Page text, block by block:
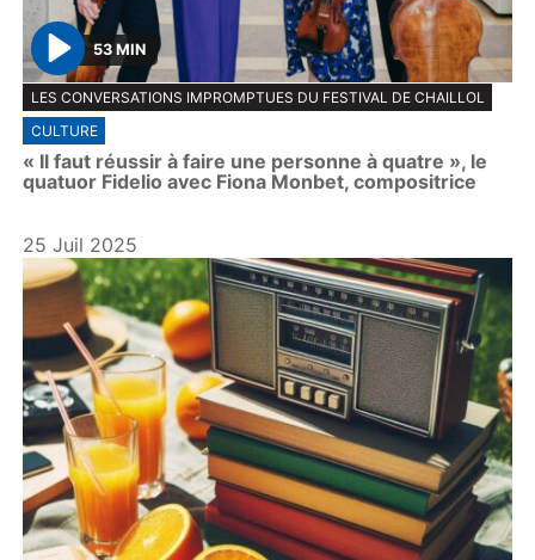
P
l
a
y
53 MIN
LES CONVERSATIONS IMPROMPTUES DU FESTIVAL DE CHAILLOL
CULTURE
« Il faut réussir à faire une personne à quatre », le
quatuor Fidelio avec Fiona Monbet, compositrice
25 Juil 2025